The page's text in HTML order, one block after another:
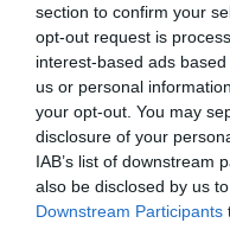
section to confirm your
opt-out request is
interest-based ads
us or personal
your opt-out. You may
disclosure of your
IAB’s list of downstream
also be disclosed by us
Downstream Participants
Λευκάδα:
Γερμανό μετά
συντρόφου του
βία
08.08.2026 | 14:22